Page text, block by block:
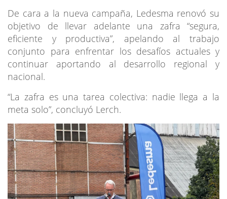
De cara a la nueva campaña, Ledesma renovó su
objetivo de llevar adelante una zafra “segura,
eficiente y productiva”, apelando al trabajo
conjunto para enfrentar los desafíos actuales y
continuar aportando al desarrollo regional y
nacional.
“La zafra es una tarea colectiva: nadie llega a la
meta solo”, concluyó Lerch.